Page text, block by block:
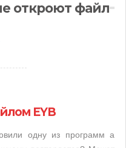
откроют файл
EYB
одну из программ а